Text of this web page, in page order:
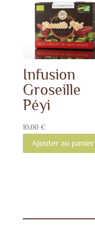
Infusion
Groseille
Péyi
10,00 €
Ajouter au panier